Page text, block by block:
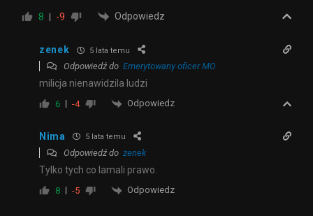
8 -9 Odpowiedz
zenek 5 lata temu
Odpowiedź do Emerytowany oficer MO
milicja nienawidzila ludzi
6 -4 Odpowiedz
Nima 5 lata temu
Odpowiedź do zenek
Tylko tych co lamali prawo.
8 -5 Odpowiedz